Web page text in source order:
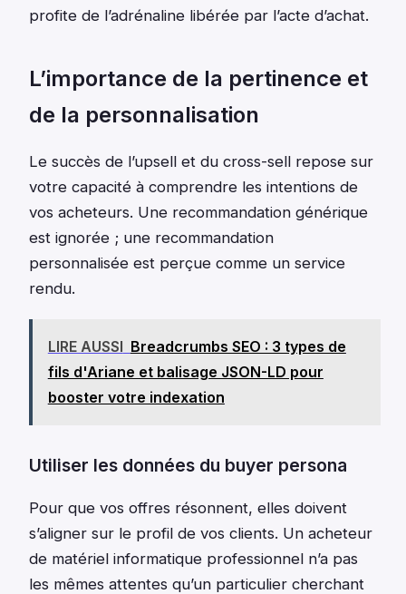
profite de l’adrénaline libérée par l’acte d’achat.
L’importance de la pertinence et
de la personnalisation
Le succès de l’upsell et du cross-sell repose sur
votre capacité à comprendre les intentions de
vos acheteurs. Une recommandation générique
est ignorée ; une recommandation
personnalisée est perçue comme un service
rendu.
LIRE AUSSI Breadcrumbs SEO : 3 types de
fils d'Ariane et balisage JSON-LD pour
booster votre indexation
Utiliser les données du buyer persona
Pour que vos offres résonnent, elles doivent
s’aligner sur le profil de vos clients. Un acheteur
de matériel informatique professionnel n’a pas
les mêmes attentes qu’un particulier cherchant